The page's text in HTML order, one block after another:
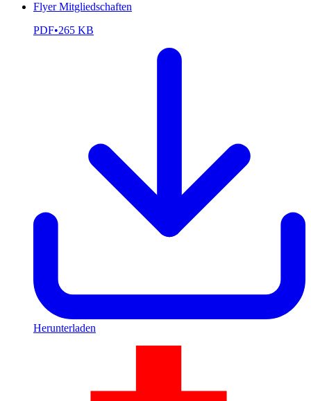
Flyer Mitgliedschaften
PDF•265 KB
Herunterladen